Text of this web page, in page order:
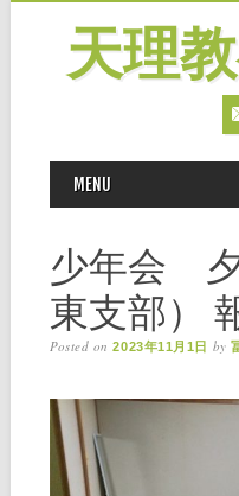
天理
MAIN MENU
MENU
少年会
東支部）
Posted on2023年11月1日 by